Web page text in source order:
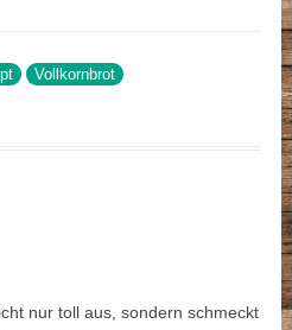
Vollkornbrot
nur toll aus, sondern schmeckt